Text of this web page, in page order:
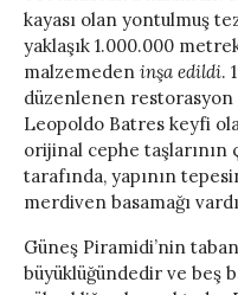
kayası olan yontulmuş
yaklaşık 1.000.000
malzemeden inşa edildi.
düzenlenen restorasyon
Leopoldo Batres keyfi
orijinal cephe taşlarının
tarafında, yapının
merdiven basamağı
Güneş Piramidi’nin
büyüklüğündedir ve beş